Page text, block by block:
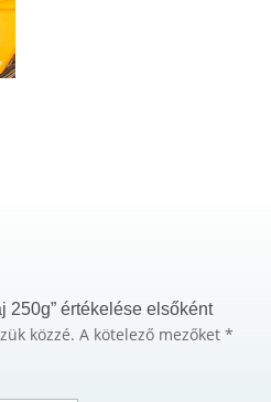
250g” értékelése elsőként
közzé. A kötelező mezőket *